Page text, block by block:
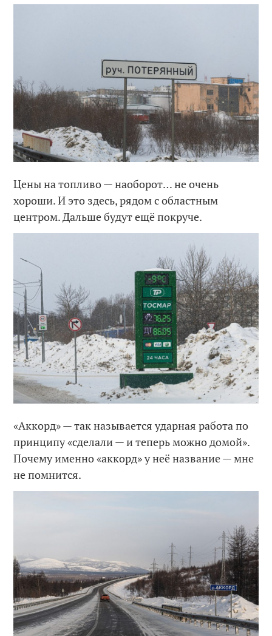
Цены на топливо — наоборот… не очень
хороши. И это здесь, рядом с областным
центром. Дальше будут ещё покруче.
«Аккорд» — так называется ударная работа по
принципу «сделали — и теперь можно домой».
Почему именно «аккорд» у неё название — мне
не помнится.